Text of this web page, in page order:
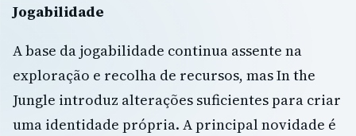
Jogabilidade
A base da jogabilidade continua assente na
exploração e recolha de recursos, mas In the
Jungle introduz alterações suficientes para criar
uma identidade própria. A principal novidade é